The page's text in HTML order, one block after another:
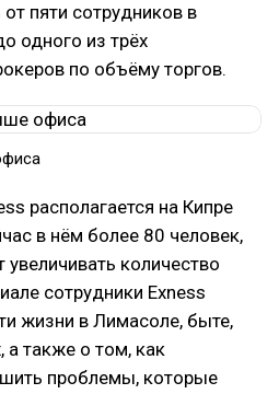
пяти сотрудников в
одного из трёх
по объёму торгов.
располагается на Кипре
в нём более 80 человек,
количество
сотрудники Exness
жизни в Лимасоле, быте,
а также о том, как
проблемы, которые